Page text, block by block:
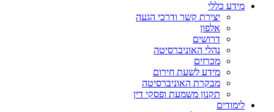
מידע כללי
יצירת קשר ודרכי הגעה
אלפון
דרושים
נהלי האוניברסיטה
מכרזים
מידע לשעת חירום
מבקרת האוניברסיטה
תקנון משמעת ופסקי דין
לימודים